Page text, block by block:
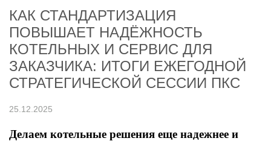
КАК СТАНДАРТИЗАЦИЯ
ПОВЫШАЕТ НАДЁЖНОСТЬ
КОТЕЛЬНЫХ И СЕРВИС ДЛЯ
ЗАКАЗЧИКА: ИТОГИ ЕЖЕГОДНОЙ
СТРАТЕГИЧЕСКОЙ СЕССИИ ПКС
25.12.2025
Делаем котельные решения еще надежнее и